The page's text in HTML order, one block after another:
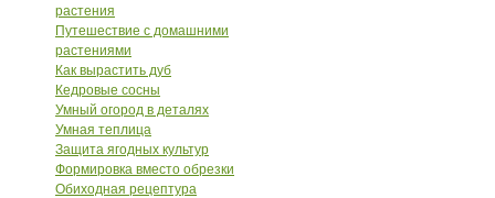
растения
Путешествие с домашними
растениями
Как вырастить дуб
Кедровые сосны
Умный огород в деталях
Умная теплица
Защита ягодных культур
Формировка вместо обрезки
Обиходная рецептура